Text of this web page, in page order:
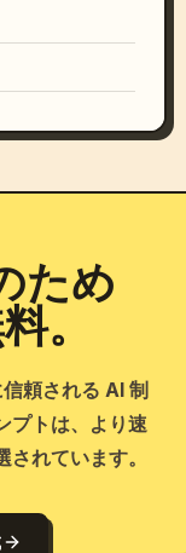
ため
。
頼される AI 制
プトは、より速
れています。